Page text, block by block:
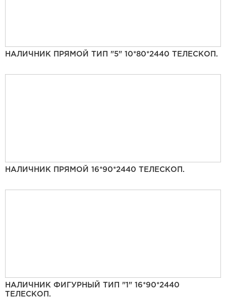
НАЛИЧНИК ПРЯМОЙ ТИП "5" 10*80*2440 ТЕЛЕСКОП.
НАЛИЧНИК ПРЯМОЙ 16*90*2440 ТЕЛЕСКОП.
НАЛИЧНИК ФИГУРНЫЙ ТИП "1" 16*90*2440
ТЕЛЕСКОП.